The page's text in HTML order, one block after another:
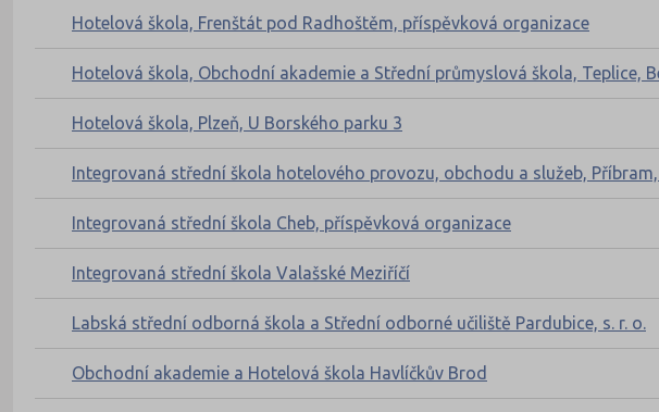
Hotelová škola, Frenštát pod Radhoštěm, příspěvková organizace
Hotelová škola, Obchodní akademie a Střední průmyslová škola, Teplice,
Hotelová škola, Plzeň, U Borského parku 3
Integrovaná střední škola hotelového provozu, obchodu a služeb, Příbram,
Integrovaná střední škola Cheb, příspěvková organizace
Integrovaná střední škola Valašské Meziříčí
Labská střední odborná škola a Střední odborné učiliště Pardubice, s. r. o.
Obchodní akademie a Hotelová škola Havlíčkův Brod